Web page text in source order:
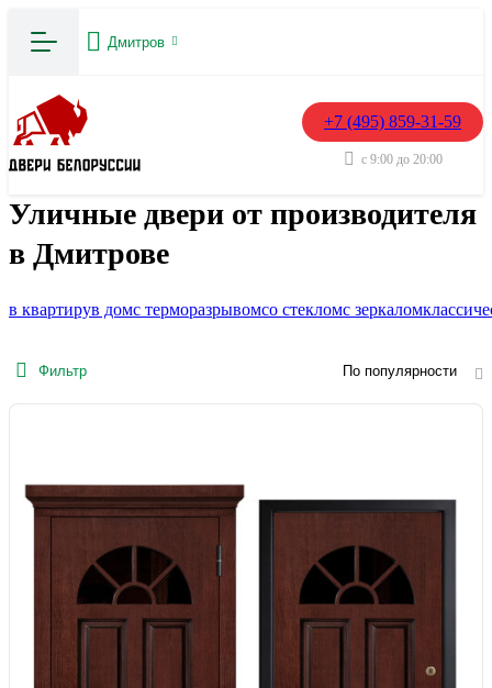
Дмитров
+7 (495) 859-31-59
с 9:00 до 20:00
Уличные двери от производителя
в Дмитрове
в квартирув домс терморазрывомсо стекломс зеркалом
Фильтр По популярности